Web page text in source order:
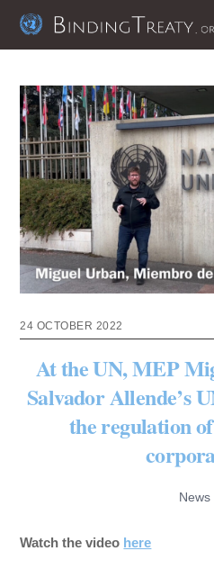
24 OCTOBER 2022
At the UN, MEP
Salvador Allende’s
the regulation
News
Watch the video here